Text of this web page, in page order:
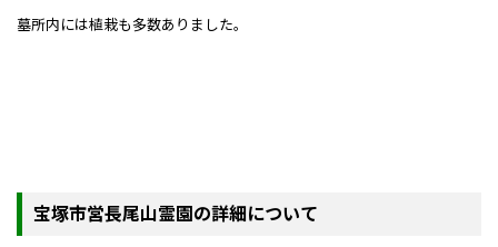
墓所内には植栽も多数ありました。
宝塚市営長尾山霊園の詳細について